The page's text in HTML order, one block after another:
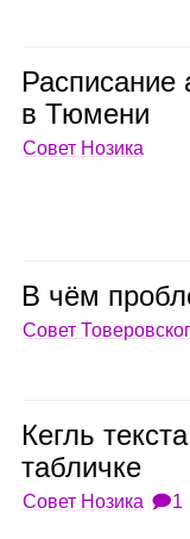
Рас­пи­са­ние
в Тюмени
Совет Нозика
В чём
Совет
Кегль
таб­личке
Совет Нозика 🗩1